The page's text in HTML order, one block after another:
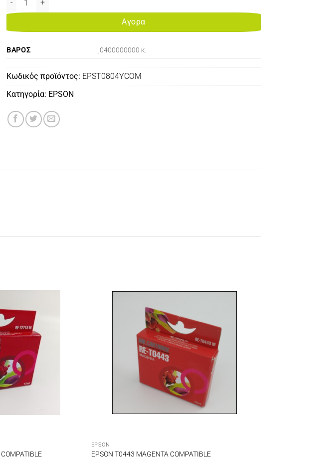
Αγορα
ΒΆΡΟΣ ,0400000000 κ.
Κωδικός προϊόντος: EPST0804YCOM
Κατηγορία: EPSON
EPSON
EPSON T0443 MAGENTA COMPATIBLE